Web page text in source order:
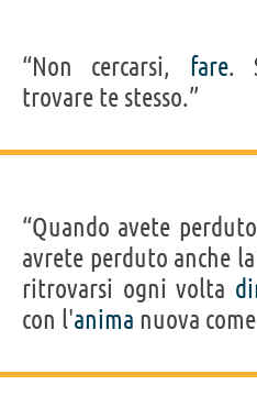
“Non cercarsi, fare.
trovare te stesso.”
“Quando avete
avrete perduto anche
ritrovarsi ogni volta
con l'anima nuova